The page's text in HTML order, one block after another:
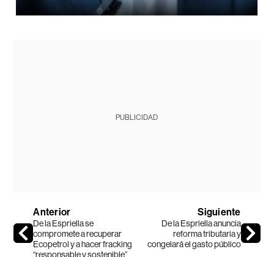
PUBLICIDAD
Anterior
De la Espriella se
compromete a recuperar
Ecopetrol y a hacer fracking
“responsable y sostenible”
Siguiente
De la Espriella anuncia
reforma tributaria y
congelará el gasto público